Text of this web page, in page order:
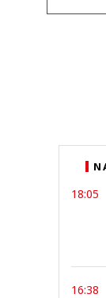
18:05
16:38